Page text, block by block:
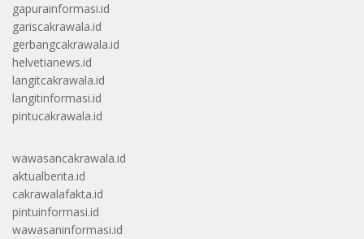
gapurainformasi.id
gariscakrawala.id
gerbangcakrawala.id
helvetianews.id
langitcakrawala.id
langitinformasi.id
pintucakrawala.id
wawasancakrawala.id
aktualberita.id
cakrawalafakta.id
pintuinformasi.id
wawasaninformasi.id